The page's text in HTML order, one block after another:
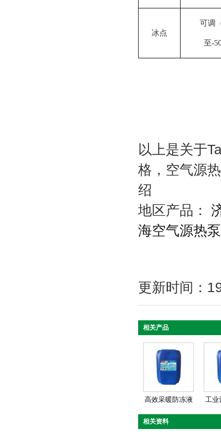
冰点
可调
至-
以上是关于
格，空气源
绍
地区产品：
海空气源热
更新时间：
相关产品
高效采暖防冻液 工业
相关资料